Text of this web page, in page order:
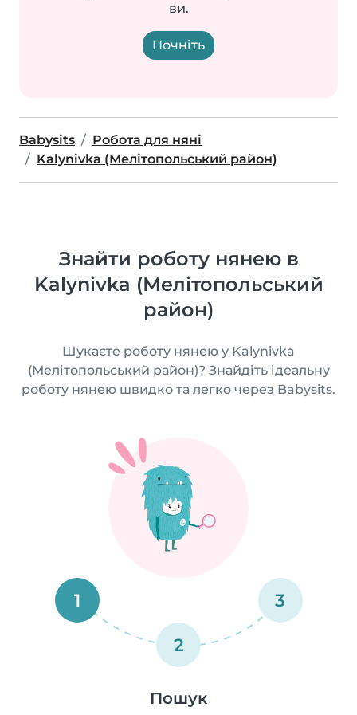
ви.
Почніть
Babysits
Робота для няні
Kalynivka (Мелітопольський район)
Знайти роботу нянею в
Kalynivka (Мелітопольський
район)
Шукаєте роботу нянею у Kalynivka
(Мелітопольський район)? Знайдіть ідеальну
роботу нянею швидко та легко через Babysits.
1
2
3
Пошук